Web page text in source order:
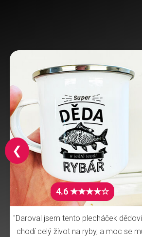
4.6 ★★★★☆
"Daroval jsem tento plecháček
chodí celý život na ryby, a moc se
❮